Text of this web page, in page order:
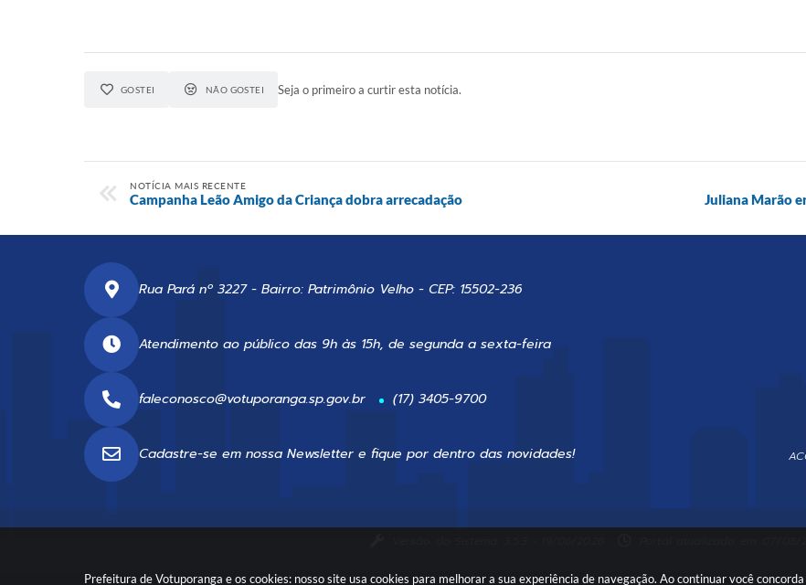
Prefeitura de Votuporanga e os cookies: nosso site usa cookies para melhorar a sua experiência de navegação. Ao continuar você concorda
GOSTEI NÃO GOSTEI Seja o primeiro a curtir esta notícia.
NOTÍCIA MAIS RECENTE
Campanha Leão Amigo da Criança dobra arrecadação Juliana Marão
Rua Pará nº 3227 - Bairro: Patrimônio Velho - CEP: 15502-236
Atendimento ao público das 9h às 15h, de segunda a sexta-feira
faleconosco@votuporanga.sp.gov.br (17) 3405-9700
Cadastre-se em nossa Newsletter e fique por dentro das novidades!